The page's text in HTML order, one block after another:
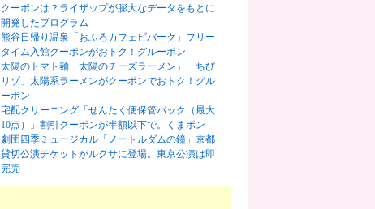
クーポンは？ライザップが膨大なデータをもとに
開発したプログラム
熊谷日帰り温泉「おふろカフェビバーク」フリー
タイム入館クーポンがおトク！グルーポン
太陽のトマト麺「太陽のチーズラーメン」「ちび
リゾ」太陽系ラーメンがクーポンでおトク！グル
ーポン
宅配クリーニング「せんたく便保管パック（最大
10点）」割引クーポンが半額以下で。くまポン
劇団四季ミュージカル「ノートルダムの鐘」京都
貸切公演チケットがルクサに登場。東京公演は即
完売